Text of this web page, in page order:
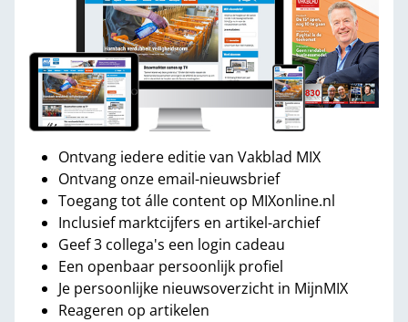
Ontvang iedere editie van Vakblad MIX
Ontvang onze email-nieuwsbrief
Toegang tot álle content op MIXonline.nl
Inclusief marktcijfers en artikel-archief
Geef 3 collega's een login cadeau
Een openbaar persoonlijk profiel
Je persoonlijke nieuwsoverzicht in MijnMIX
Reageren op artikelen